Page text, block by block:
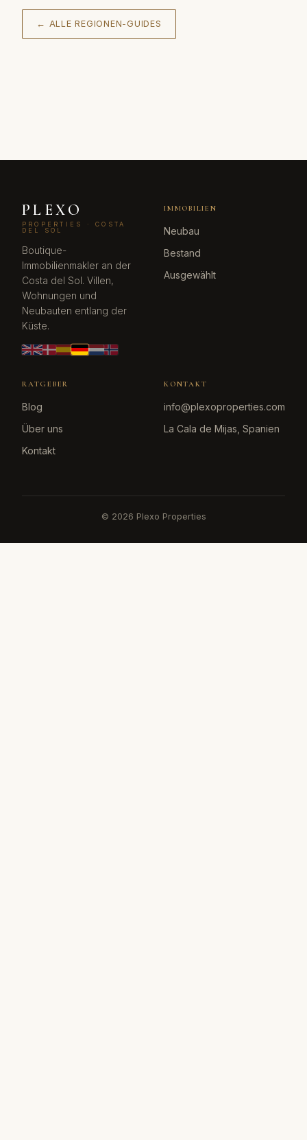
← ALLE REGIONEN-GUIDES
PLEXO
PROPERTIES · COSTA
DEL SOL
Boutique-
Immobilienmakler an der
Costa del Sol. Villen,
Wohnungen und
Neubauten entlang der
Küste.
IMMOBILIEN
Neubau
Bestand
Ausgewählt
RATGEBER
Blog
Über uns
Kontakt
KONTAKT
info@plexoproperties.com
La Cala de Mijas, Spanien
© 2026 Plexo Properties